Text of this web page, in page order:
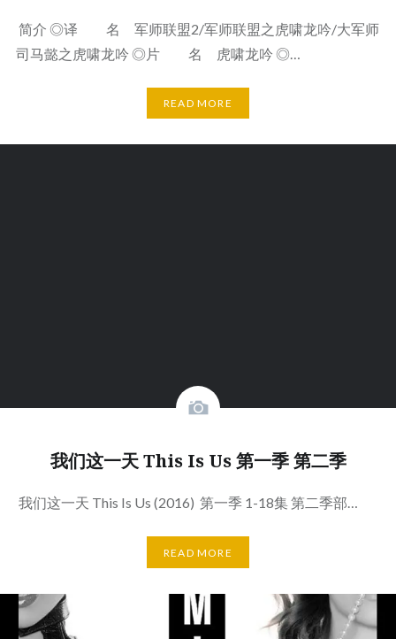
简介 ◎译 名 军师联盟2/军师联盟之虎啸龙吟/大军师
司马懿之虎啸龙吟 ◎片 名 虎啸龙吟 ◎…
READ MORE
我们这一天 This Is Us 第一季 第二季
我们这一天 This Is Us (2016) 第一季 1-18集 第二季部…
READ MORE